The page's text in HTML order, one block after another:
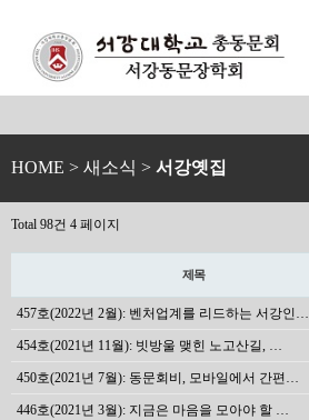
HOME > 새소식 > 서강옛집
Total 98건 4 페이지
제목
457호(2022년 2월): 벤처업계를 리드하는 서강인…
454호(2021년 11월): 빗방울 맺힌 노고산길, …
450호(2021년 7월): 동문회비, 모바일에서 간편…
446호(2021년 3월): 지금은 마음을 모아야 할 …